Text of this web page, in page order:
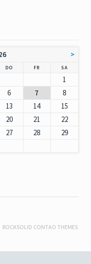
>
DO NNERSTAG
FR SAMSTAG
1
6 7
8
13 14
15
20 21
22
27 28
29
ROCKSOLID CONTAO THEMES